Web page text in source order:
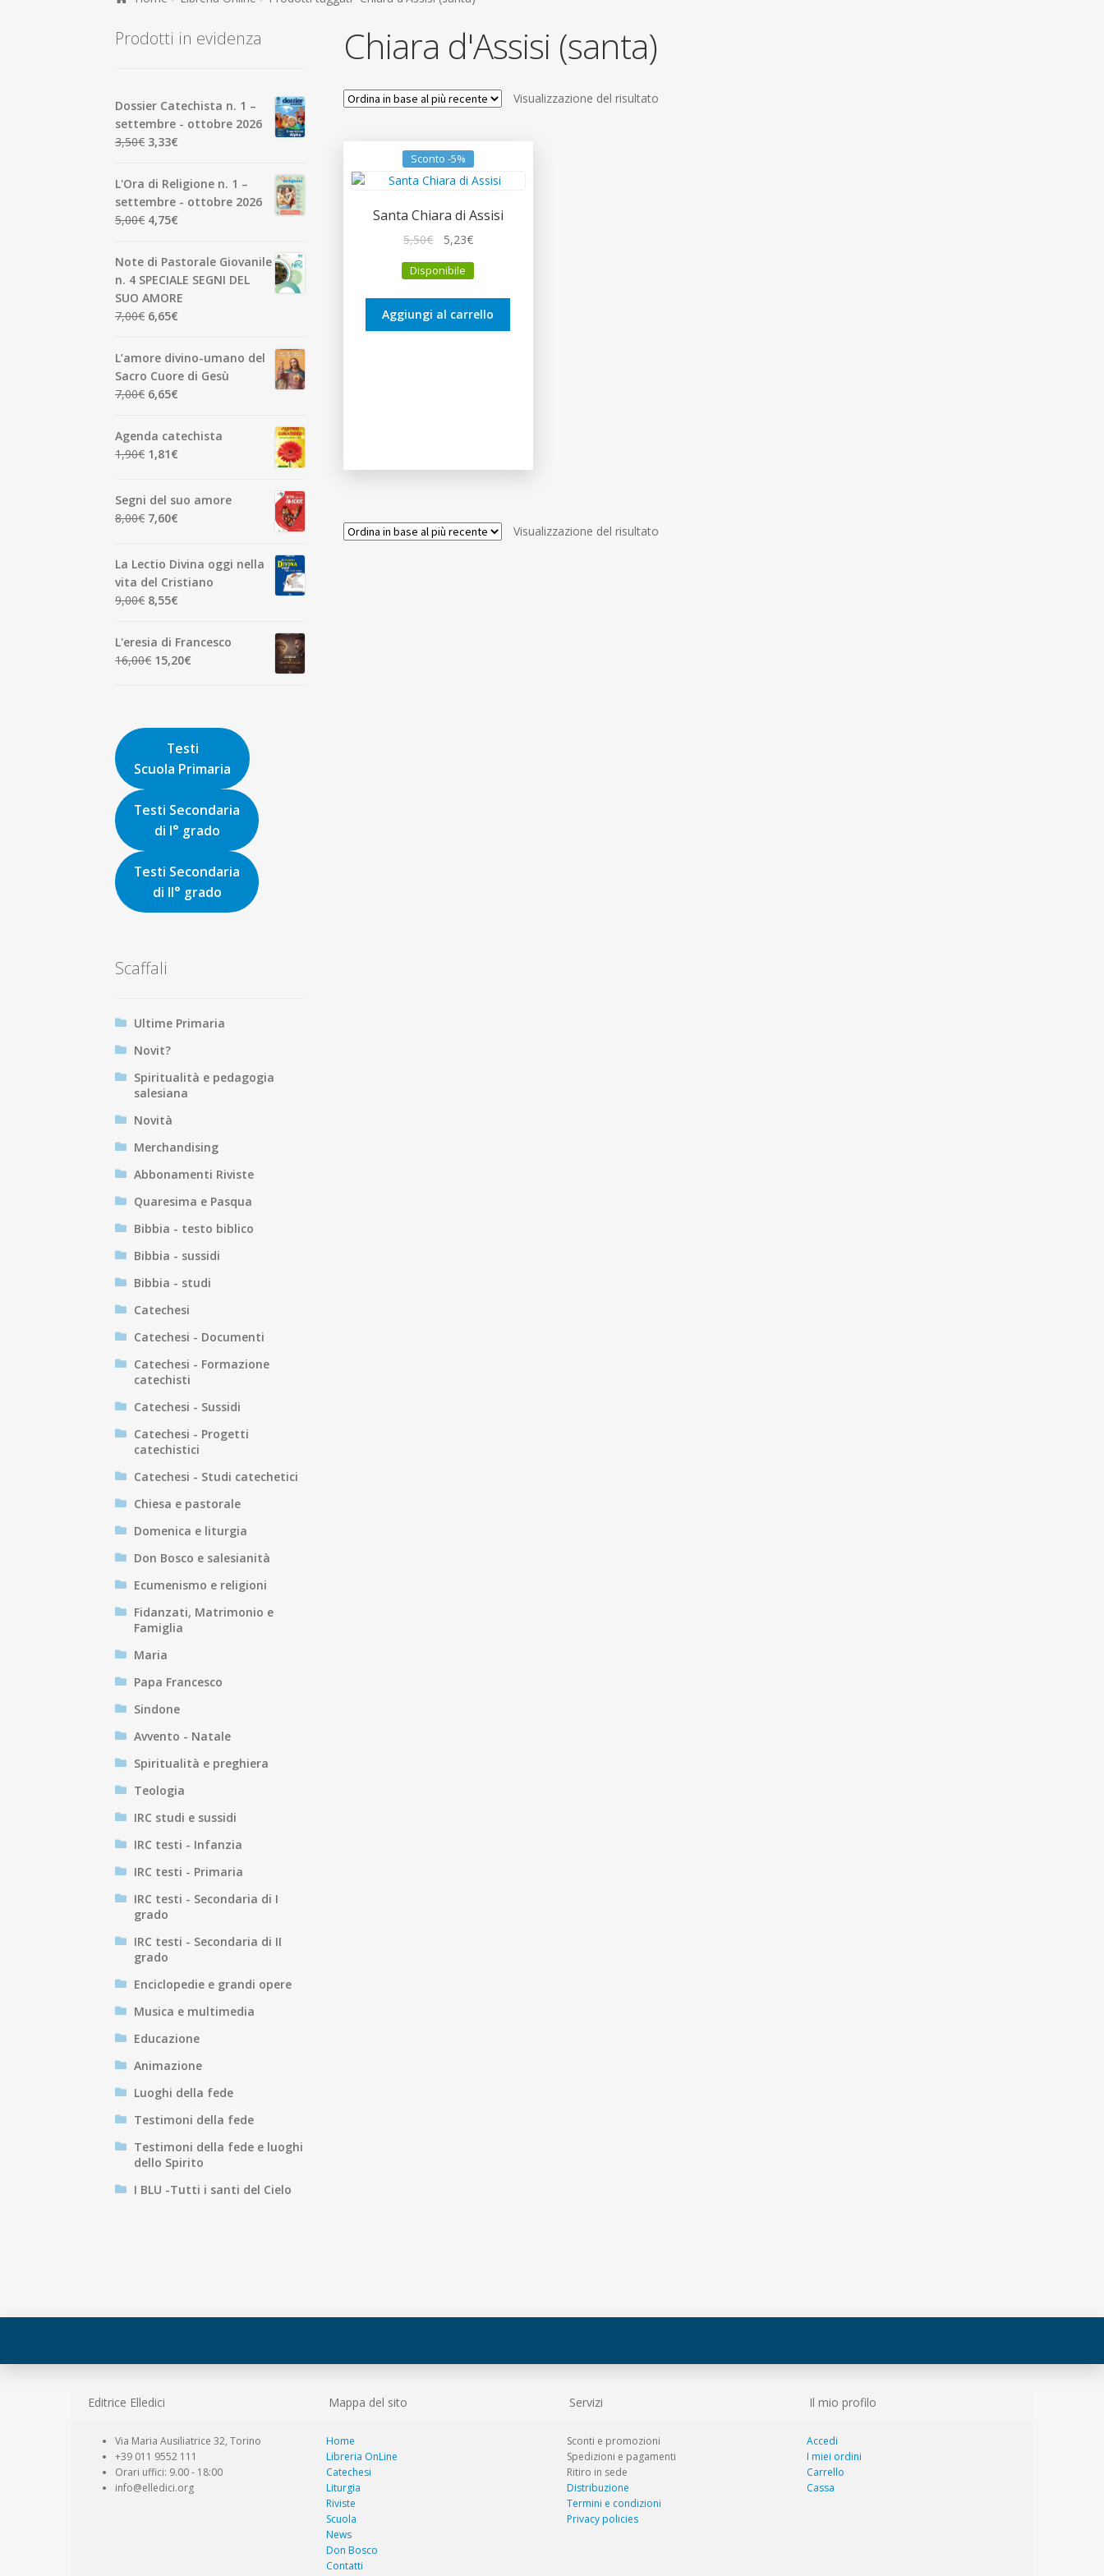
Chiara d'Assisi (santa)
Visualizzazione del risultato
Sconto -5%
Santa Chiara di Assisi
5,50€
originale
5,50€.
5,23€Il
attuale
5,23€.
Disponibile
Aggiungi al carrello
Visualizzazione del risultato
Prodotti in evidenza
Dossier Catechista n. 1 –
settembre - ottobre 2026
3,50€ Il
originale
era:
3,50€.
3,33€
attuale
è:
L'Ora di Religione n. 1 –
settembre - ottobre 2026
5,00€ Il
originale
era:
5,00€.
4,75€
attuale
è:
4,75€.
Note di Pastorale Giovanile
n. 4 SPECIALE SEGNI DEL
SUO AMORE
7,00€ Il
originale
era:
7,00€.
6,65€
attuale
L’amore divino-umano del
Sacro Cuore di Gesù
7,00€ Il
originale
era:
7,00€.
6,65€
attuale
Agenda catechista
1,90€ Il
era:
1,90€.
1,81€
è:
Segni del suo amore
8,00€ Il
era:
8,00€.
7,60€
è:
7,60€.
La Lectio Divina oggi nella
vita del Cristiano
9,00€ Il
originale
era:
9,00€.
8,55€
attuale
è:
L'eresia di Francesco
16,00€ Il
16,00€.
15,20€
15,20€.
Testi
Scuola Primaria
Testi Secondaria
di I° grado
Testi Secondaria
di II° grado
Scaffali
Ultime Primaria
Novit?
Spiritualità e pedagogia
salesiana
Novità
Merchandising
Abbonamenti Riviste
Quaresima e Pasqua
Bibbia - testo biblico
Bibbia - sussidi
Bibbia - studi
Catechesi
Catechesi - Documenti
Catechesi - Formazione
catechisti
Catechesi - Sussidi
Catechesi - Progetti
catechistici
Catechesi - Studi catechetici
Chiesa e pastorale
Domenica e liturgia
Don Bosco e salesianità
Ecumenismo e religioni
Fidanzati, Matrimonio e
Famiglia
Maria
Papa Francesco
Sindone
Avvento - Natale
Spiritualità e preghiera
Teologia
IRC studi e sussidi
IRC testi - Infanzia
IRC testi - Primaria
IRC testi - Secondaria di I
grado
IRC testi - Secondaria di II
grado
Enciclopedie e grandi opere
Musica e multimedia
Educazione
Animazione
Luoghi della fede
Testimoni della fede
Testimoni della fede e luoghi
dello Spirito
I BLU -Tutti i santi del Cielo
Editrice Elledici Mappa del sito Servizi Il mio profilo
Via Maria Ausiliatrice 32, Torino
+39 011 9552 111
Orari uffici: 9.00 - 18:00
info@elledici.org
Home
Libreria OnLine
Catechesi
Liturgia
Riviste
Scuola
News
Don Bosco
Contatti
Sconti e promozioni
Spedizioni e pagamenti
Ritiro in sede
Distribuzione
Termini e condizioni
Privacy policies
Accedi
I miei ordini
Carrello
Cassa